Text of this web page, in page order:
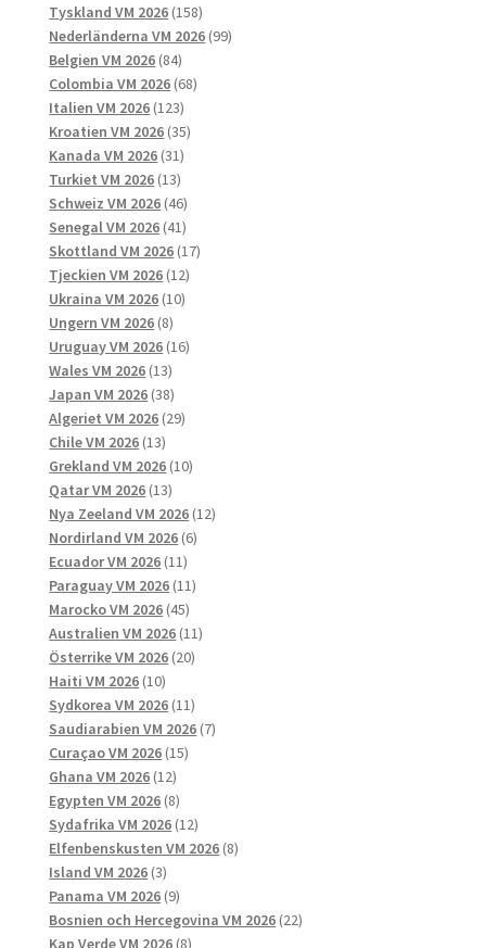
produkter
Tyskland VM 2026 158158
produkter
Nederländerna VM 2026 9999
Belgien VM 2026 8484
produkter
Colombia VM 2026 6868
Italien VM 2026 123123
produkter
Kroatien VM 2026 3535
Kanada VM 2026 3131
produkter
Turkiet VM 2026 1313
produkter
Schweiz VM 2026 4646
produkter
Senegal VM 2026 4141
produkter
Skottland VM 2026 1717
Tjeckien VM 2026 1212
Ukraina VM 2026 1010
Ungern VM 2026 88
produkter
Uruguay VM 2026 1616
Wales VM 2026 1313
produkter
Japan VM 2026 3838
produkter
Algeriet VM 2026 2929
Chile VM 2026 1313
produkter
Grekland VM 2026 1010
Qatar VM 2026 1313
produkter
Nya Zeeland VM 2026 1212
Nordirland VM 2026 66
Ecuador VM 2026 1111
produkter
Paraguay VM 2026 1111
Marocko VM 2026 4545
produkter
Australien VM 2026 1111
Österrike VM 2026 2020
Haiti VM 2026 1010
produkter
Sydkorea VM 2026 1111
produkter
Saudiarabien VM 2026 77
Curaçao VM 2026 1515
Ghana VM 2026 1212
produkter
Egypten VM 2026 88
produkter
Sydafrika VM 2026 1212
produkter
Elfenbenskusten VM 2026 88
Island VM 2026 33
produkter
Panama VM 2026 99
produkter
Bosnien och Hercegovina VM 2026 2222
Kap Verde VM 2026 88